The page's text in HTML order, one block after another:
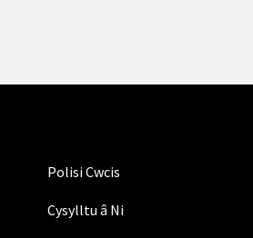
Polisi Cwcis
Cysylltu â Ni